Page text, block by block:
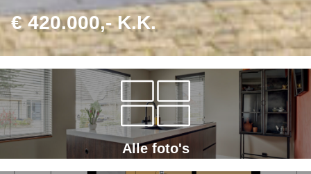
€ 420.000,- K.K.
Alle foto's